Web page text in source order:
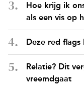
Hoe krijg ik
als een vis op
Deze red
Relatie? Dit
vreemdgaat